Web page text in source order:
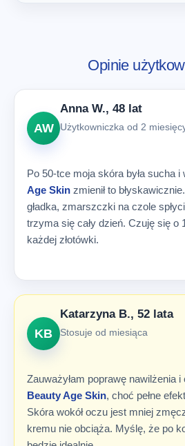
Opinie
AW
Anna W., 48 lat
Użytkowniczka od 2
Po 50-tce moja skóra była sucha i
Age Skin zmienił to
gładka, zmarszczki na czole
trzyma się cały dzień. Czuję się o
każdej złotówki.
KB
Katarzyna B., 52 lata
Stosuje od miesiąca
Zauważyłam poprawę nawilżenia
Beauty Age Skin, choć pełne
Skóra wokół oczu jest mniej
kremu nie obciąża. Myślę, że po